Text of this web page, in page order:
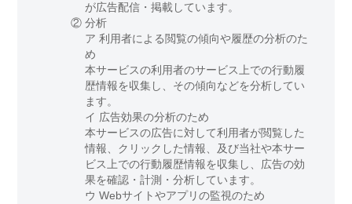
が広告配信・掲載しています。
②分析
ア 利用者による閲覧の傾向や履歴の分析のた
め
本サービスの利用者のサービス上での行動履
歴情報を収集し、その傾向などを分析してい
ます。
イ 広告効果の分析のため
本サービスの広告に対して利用者が閲覧した
情報、クリックした情報、及び当社や本サー
ビス上での行動履歴情報を収集し、広告の効
果を確認・計測・分析しています。
ウ Webサイトやアプリの監視のため